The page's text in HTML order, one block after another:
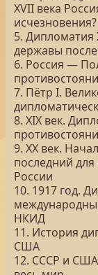
XVII века
исчезновения?
5. Дипломатия
державы
6. Россия —
7. Пётр I.
8. XIX век.
9. XX век.
последний
России
10. 1917 год.
НКИД
11. История
США
12. СССР и